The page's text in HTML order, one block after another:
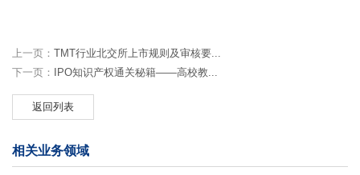
上一页： TMT行业北交所上市规则及审核要...
下一页：
IPO知识产权通关秘籍——高校教...
返回列表
相关业务领域